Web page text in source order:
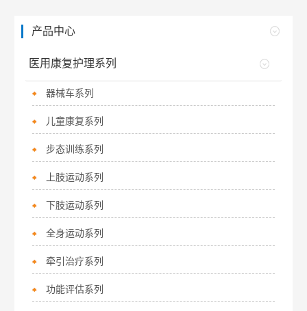
产品中心
医用康复护理系列
器械车系列
儿童康复系列
步态训练系列
上肢运动系列
下肢运动系列
全身运动系列
牵引治疗系列
功能评估系列